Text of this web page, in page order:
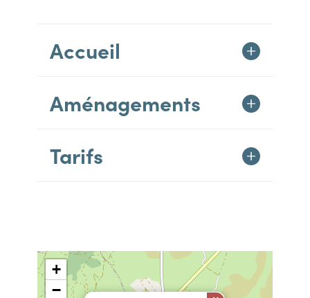
Accueil
Aménagements
Tarifs
+
−